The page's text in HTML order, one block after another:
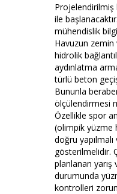
ile
mühendislik
Havuzun zemin
hidrolik
aydınlatma
türlü beton
Bununla
ölçülendirmesi
Özellikle spor
(olimpik yüzme
doğru
gösterilmelidir.
planlanan
durumunda
kontrolleri